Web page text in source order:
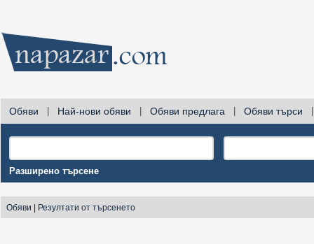
Обяви Най-нови обяви Обяви предлага Обяви търси
Разширено търсене
Обяви Резултати от търсенето